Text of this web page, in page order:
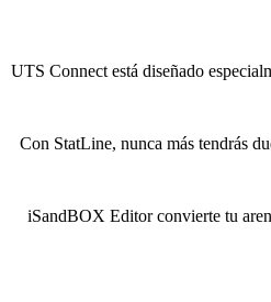
UTS Connect está diseñado
Con StatLine, nunca más tendrás
iSandBOX Editor convierte tu